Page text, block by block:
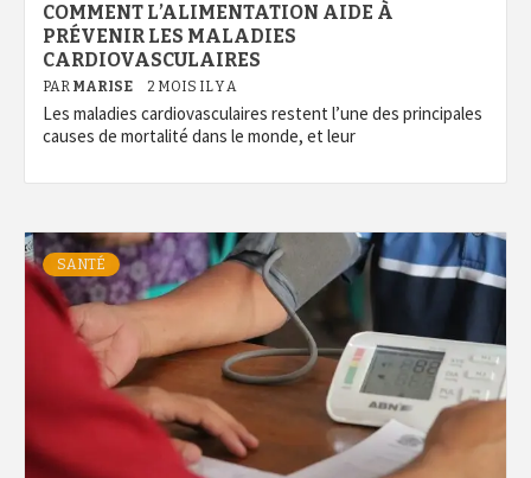
COMMENT L’ALIMENTATION AIDE À
PRÉVENIR LES MALADIES
CARDIOVASCULAIRES
PAR MARISE 2 MOIS IL Y A
Les maladies cardiovasculaires restent l’une des principales
causes de mortalité dans le monde, et leur
SANTÉ